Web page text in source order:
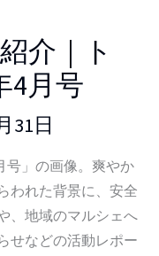
介｜ト
4月号
31日